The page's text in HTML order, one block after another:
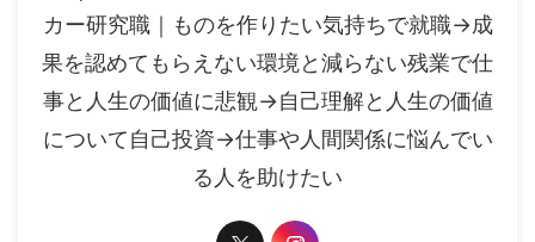
カー研究職｜ものを作りたい気持ちで就職→成
果を認めてもらえない環境と減らない残業で仕
事と人生の価値に悲観→自己理解と人生の価値
について自己投資→仕事や人間関係に悩んでい
る人を助けたい